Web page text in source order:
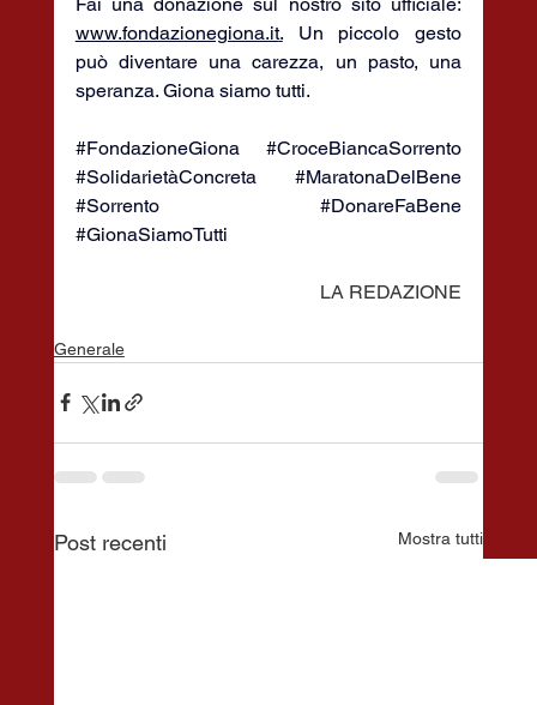
www.fondazionegiona.it. Un piccolo gesto
può diventare una carezza, un pasto, una
speranza. Giona siamo tutti.
#FondazioneGiona
#CroceBiancaSorrento
#SolidarietàConcreta
#MaratonaDelBene
#Sorrento
#DonareFaBene
#GionaSiamoTutti
LA REDAZIONE
Generale
Post recenti Mostra tutti